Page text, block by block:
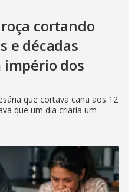
cortando
e décadas
dos
que cortava cana aos 12
que um dia criaria um